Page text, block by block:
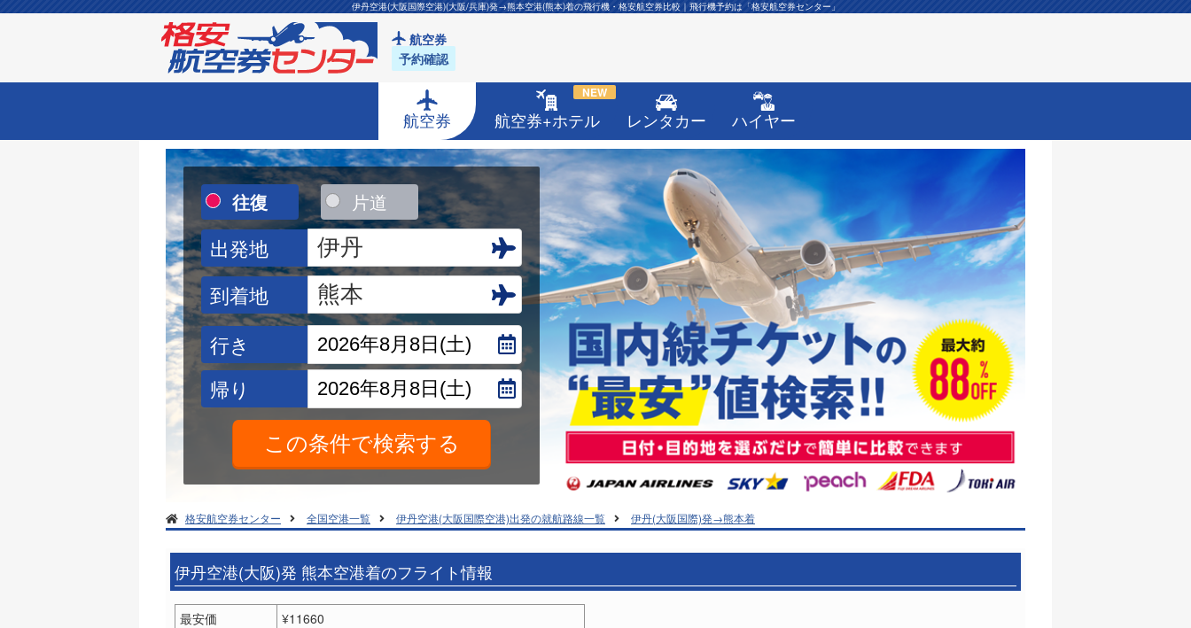
伊丹空港(大阪国際空港)(大阪/兵庫)発→熊本空港(熊本)着の飛行機・格安航空券比較｜飛行機予約は「格安航空券センター」
航空券
予約確認
航空券 航空券+ホテル
NEW
レンタカー ハイヤー
往復 片道
出発地
到着地
行き
帰り
格安航空券センター 全国空港一覧 伊丹空港(大阪国際空港)出発の就航路線一覧 伊丹(大阪国際)発→熊本着
伊丹空港(大阪)発 熊本空港着のフライト情報
最安価
¥11660